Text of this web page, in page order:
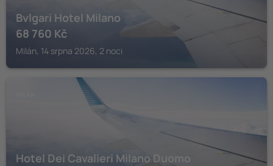
Bvlgari Hotel Milano
68 760 Kč
Milán, 14 srpna 2026, 2 noci
Hotel Dei Cavalieri Milano Duomo